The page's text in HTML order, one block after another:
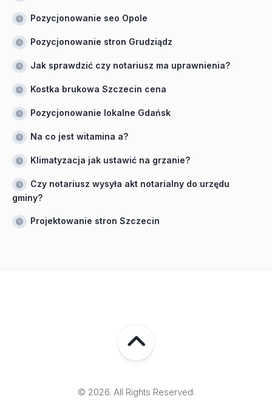
Pozycjonowanie seo Opole
Pozycjonowanie stron Grudziądz
Jak sprawdzić czy notariusz ma uprawnienia?
Kostka brukowa Szczecin cena
Pozycjonowanie lokalne Gdańsk
Na co jest witamina a?
Klimatyzacja jak ustawić na grzanie?
Czy notariusz wysyła akt notarialny do urzędu
gminy?
Projektowanie stron Szczecin
© 2026. All Rights Reserved.